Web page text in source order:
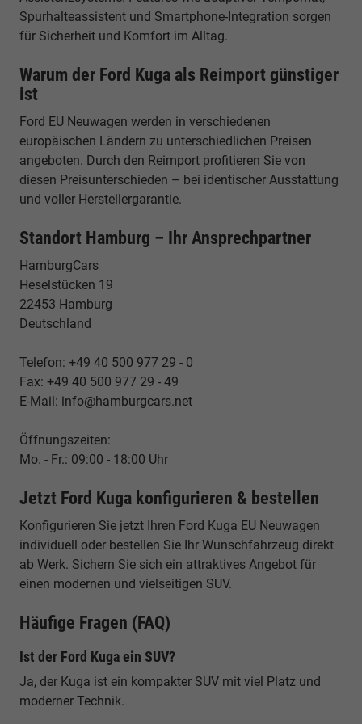
Spurhalteassistent und Smartphone-Integration sorgen
für Sicherheit und Komfort im Alltag.
Warum der Ford Kuga als Reimport günstiger
ist
Ford EU Neuwagen werden in verschiedenen
europäischen Ländern zu unterschiedlichen Preisen
angeboten. Durch den Reimport profitieren Sie von
diesen Preisunterschieden – bei identischer Ausstattung
und voller Herstellergarantie.
Standort Hamburg – Ihr Ansprechpartner
HamburgCars
Heselstücken 19
22453 Hamburg
Deutschland
Telefon: +49 40 500 977 29 - 0
Fax: +49 40 500 977 29 - 49
E-Mail: info@hamburgcars.net
Öffnungszeiten:
Mo. - Fr.: 09:00 - 18:00 Uhr
Jetzt Ford Kuga konfigurieren & bestellen
Konfigurieren Sie jetzt Ihren Ford Kuga EU Neuwagen
individuell oder bestellen Sie Ihr Wunschfahrzeug direkt
ab Werk. Sichern Sie sich ein attraktives Angebot für
einen modernen und vielseitigen SUV.
Häufige Fragen (FAQ)
Ist der Ford Kuga ein SUV?
Ja, der Kuga ist ein kompakter SUV mit viel Platz und
moderner Technik.